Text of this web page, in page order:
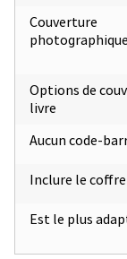
Couverture
photographique
Options de
livre
Aucun code-
Inclure le
Est le plus